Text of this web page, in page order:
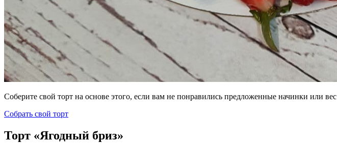
Соберите свой торт на основе этого, если вам не понравились предложенные начинки или вес
Собрать свой торт
Торт «Ягодный бриз»